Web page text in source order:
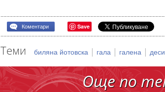
Коментари Save
Теми биляна йотовска | гала | галена |
Още по